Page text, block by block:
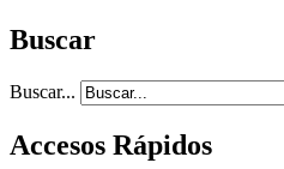
Buscar
Buscar...
Accesos Rápidos